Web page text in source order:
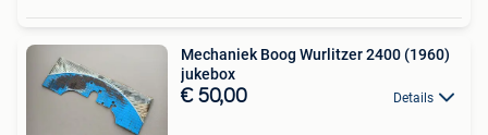
Mechaniek Boog Wurlitzer 2400 (1960)
jukebox
€ 50,00 Details